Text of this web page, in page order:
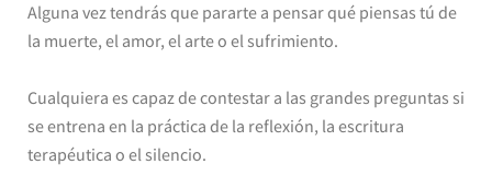
Alguna vez tendrás que pararte a pensar qué piensas tú de
la muerte, el amor, el arte o el sufrimiento.
Cualquiera es capaz de contestar a las grandes preguntas si
se entrena en la práctica de la reflexión, la escritura
terapéutica o el silencio.